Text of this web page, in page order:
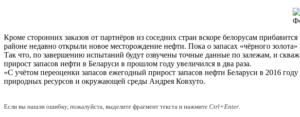
Кроме сторонних заказов от партнёров из соседних стран вскоре белорусам
районе недавно открыли новое месторождение нефти. Пока о запасах «чёрного
Так что, по завершению испытаний будут озвучены точные данные по залежам, и
прирост запасов нефти в Беларуси в прошлом году увеличился в два раза.
«С учётом переоценки запасов ежегодный прирост запасов нефти Беларуси в 2016
природных ресурсов и окружающей среды Андрея Ковхуто.
Если вы нашли ошибку, пожалуйста, выделите фрагмент текста и нажмите Ctrl+Enter.